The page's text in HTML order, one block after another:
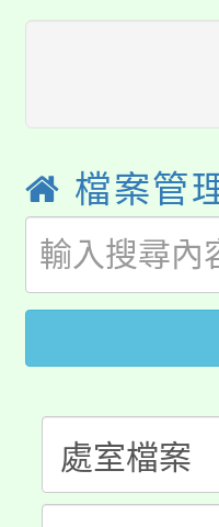
代理(
轉知中
《
心理、
系所師
轉知
縣市「
門員」
踴躍報
桃園市
要點
「桃園
展演活
淨零綠
公告本
代理(
「
車」活
桃園市
生本土
公告本
公告本
檔案管